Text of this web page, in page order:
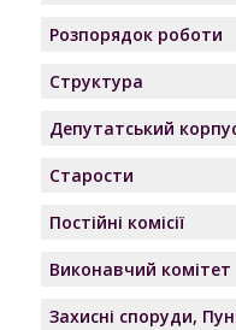
Розпорядок роботи
Структура
Депутатський
Старости
Постійні комісії
Виконавчий комітет
Захисні споруди,